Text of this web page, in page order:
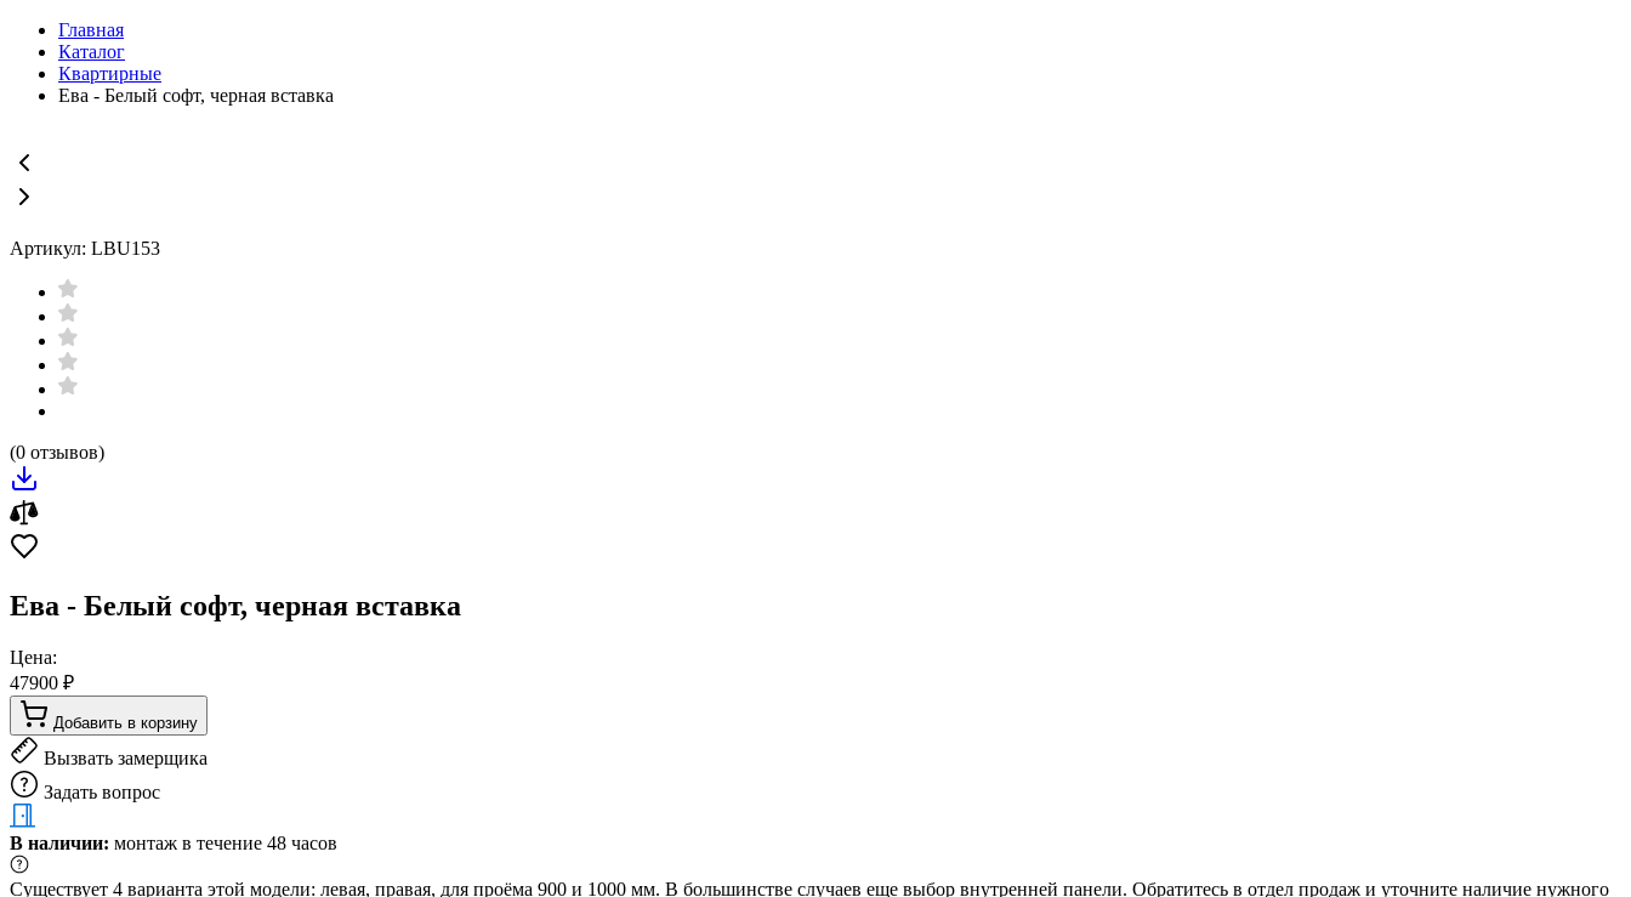
Главная
Каталог
Квартирные
Ева - Белый софт, черная вставка
Артикул: LBU153
(0 отзывов)
Ева - Белый софт, черная вставка
Цена:
47900 ₽
Добавить в корзину
Вызвать замерщика
Задать вопрос
В наличии: монтаж в течение 48 часов
Существует 4 варианта этой модели: левая, правая, для проёма 900 и 1000 мм. В большинстве случаев еще выбор внутренней панели. Обратитесь в отдел продаж и уточните наличие нужного